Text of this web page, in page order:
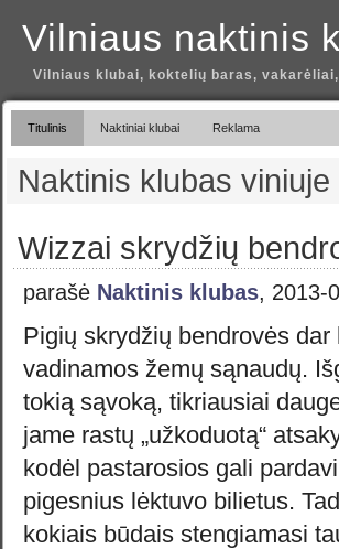
Vilniaus naktinis
Vilniaus klubai, koktelių baras,
Titulinis Naktiniai klubai Reklama
Naktinis klubas viniuje
Wizzai skrydžių
parašė Naktinis klubas, 2013-
Pigių skrydžių bendrovės dar
vadinamos žemų sąnaudų.
tokią sąvoką, tikriausiai
jame rastų „užkoduotą“
kodėl pastarosios gali
pigesnius lėktuvo bilietus. Tad
kokiais būdais stengiamasi